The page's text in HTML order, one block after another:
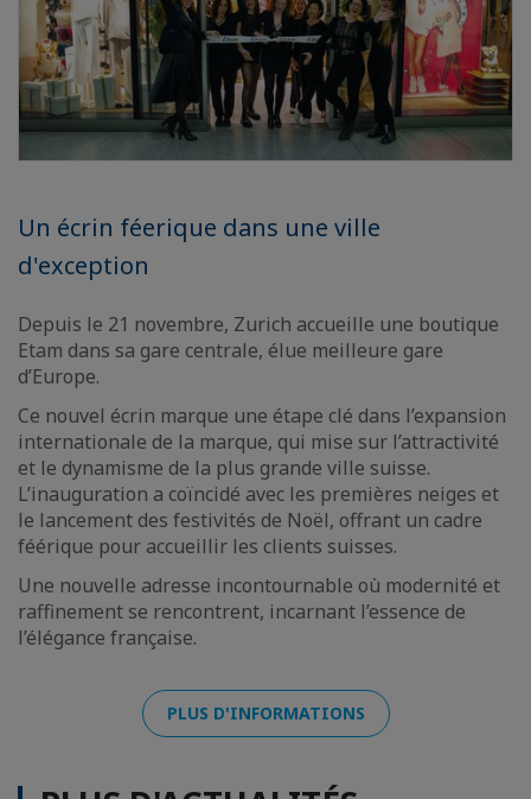
Un écrin féerique dans une ville
d'exception
Depuis le 21 novembre, Zurich accueille une boutique
Etam dans sa gare centrale, élue meilleure gare
d’Europe.
Ce nouvel écrin marque une étape clé dans l’expansion
internationale de la marque, qui mise sur l’attractivité
et le dynamisme de la plus grande ville suisse.
L’inauguration a coïncidé avec les premières neiges et
le lancement des festivités de Noël, offrant un cadre
féérique pour accueillir les clients suisses.
Une nouvelle adresse incontournable où modernité et
raffinement se rencontrent, incarnant l’essence de
l’élégance française.
PLUS D'INFORMATIONS